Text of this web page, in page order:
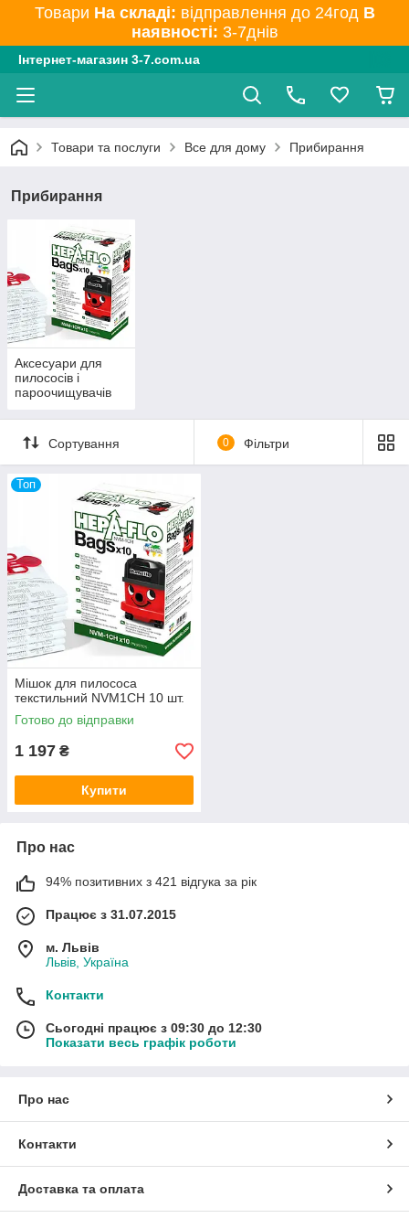
Товари На складі: відправлення до 24год В
наявності: 3-7днів
Інтернет-магазин 3-7.com.ua
Товари та послуги Все для дому Прибирання
Прибирання
Аксесуари для
пилососів і
пароочищувачів
Сортування 0 Фільтри
Топ
Мішок для пилососа
текстильний NVM1CH 10 шт.
Готово до відправки
1 197 ₴
Купити
Про нас
94% позитивних з 421 відгука за рік
Працює з 31.07.2015
м. Львів
Львів, Україна
Контакти
Сьогодні працює з 09:30 до 12:30
Показати весь графік роботи
Про нас
Контакти
Доставка та оплата